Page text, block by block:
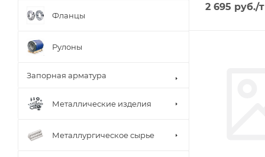
2 695 руб./т
Фланцы
Рулоны
Запорная арматура
Металлические изделия
Металлургическое сырье